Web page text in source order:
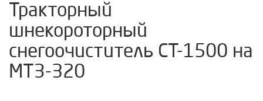
Тракторный
шнекороторный
снегоочиститель СТ-1500 на
МТЗ-320